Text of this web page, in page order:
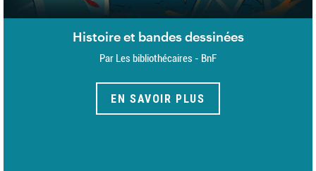
Histoire et bandes dessinées
Par Les bibliothécaires - BnF
EN SAVOIR PLUS